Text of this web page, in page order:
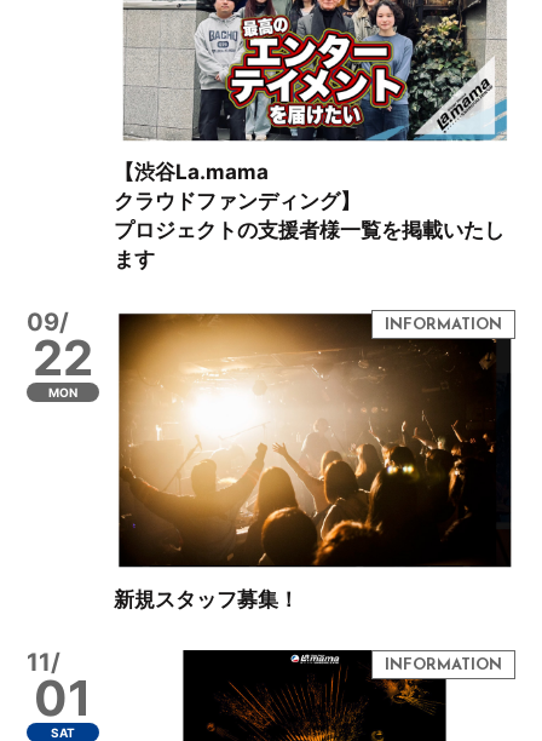
【渋谷La.mama
クラウドファンディング】
プロジェクトの支援者様一覧を掲載いたし
ます
09/
22
MON
新規スタッフ募集！
11/
01
SAT